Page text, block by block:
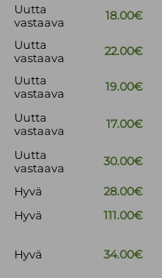
Uutta
vastaava
18.00€
Uutta
vastaava
22.00€
Uutta
vastaava
19.00€
Uutta
vastaava
17.00€
Uutta
vastaava
30.00€
Hyvä
28.00€
Hyvä
111.00€
Hyvä 34.00€